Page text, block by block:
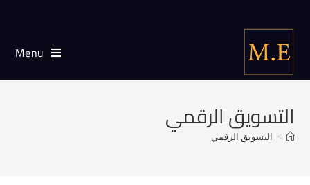
Menu
التسويق الرقمي
> التسويق الرقمي